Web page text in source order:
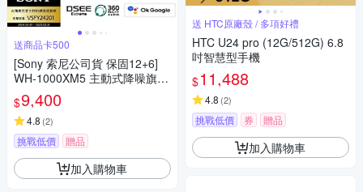
送商品卡500
[Sony 索尼公司貨 保固12+6]
WH-1000XM5 主動式降噪旗艦
藍牙耳機(頂級降噪 /極真音質/
配戴舒適)
$9,400
4.8 (2)
挑戰低價 贈品
加入購物車
送 HTC原廠殼 / 多項好禮
HTC U24 pro (12G/512G) 6.8
吋智慧型手機
$11,488
4.8 (2)
挑戰低價 券 贈品
加入購物車